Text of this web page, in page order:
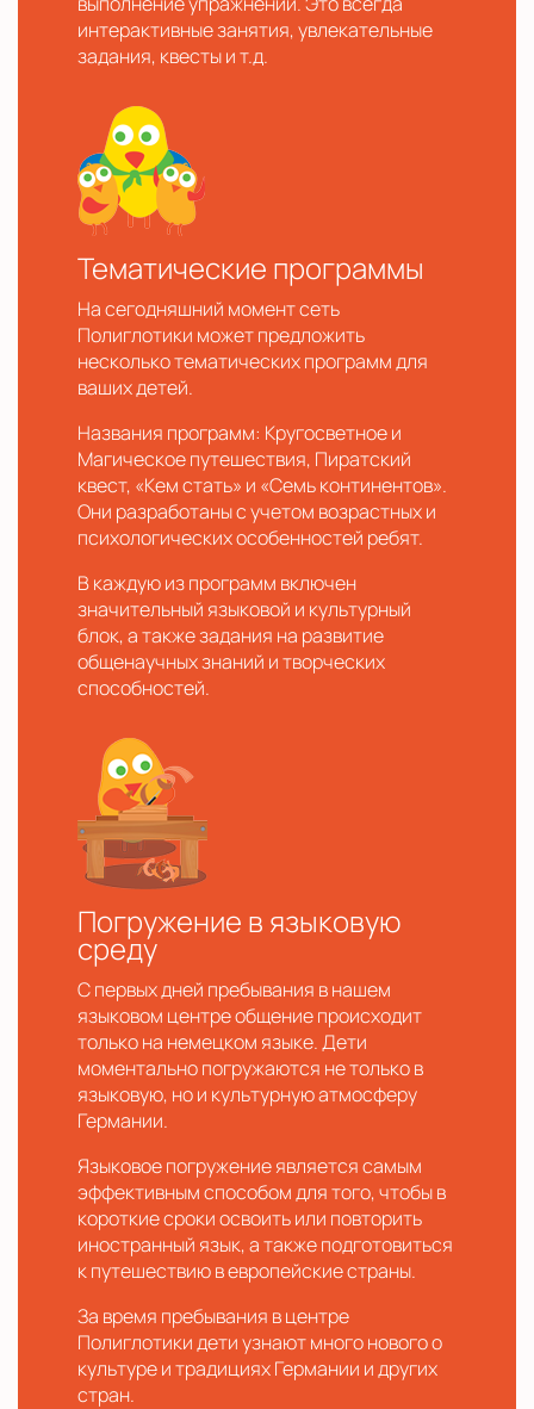
интерактивные занятия, увлекательные
задания, квесты и т.д.
Тематические программы
На сегодняшний момент сеть
Полиглотики может предложить
несколько тематических программ для
ваших детей.
Названия программ: Кругосветное и
Магическое путешествия, Пиратский
квест, «Кем стать» и «Семь континентов».
Они разработаны с учетом возрастных и
психологических особенностей ребят.
В каждую из программ включен
значительный языковой и культурный
блок, а также задания на развитие
общенаучных знаний и творческих
способностей.
Погружение в языковую
среду
С первых дней пребывания в нашем
языковом центре общение происходит
только на немецком языке. Дети
моментально погружаются не только в
языковую, но и культурную атмосферу
Германии.
Языковое погружение является самым
эффективным способом для того, чтобы в
короткие сроки освоить или повторить
иностранный язык, а также подготовиться
к путешествию в европейские страны.
За время пребывания в центре
Полиглотики дети узнают много нового о
культуре и традициях Германии и других
стран.